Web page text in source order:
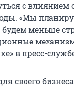
с
«Мы
будем меньше
в пресс-
своего